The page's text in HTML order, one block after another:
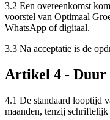
3.2 Een overeenkomst
voorstel van Optimaal
WhatsApp of digitaal.
3.3 Na acceptatie is de
Artikel 4 - Duur
4.1 De standaard looptijd
maanden, tenzij schriftelijk